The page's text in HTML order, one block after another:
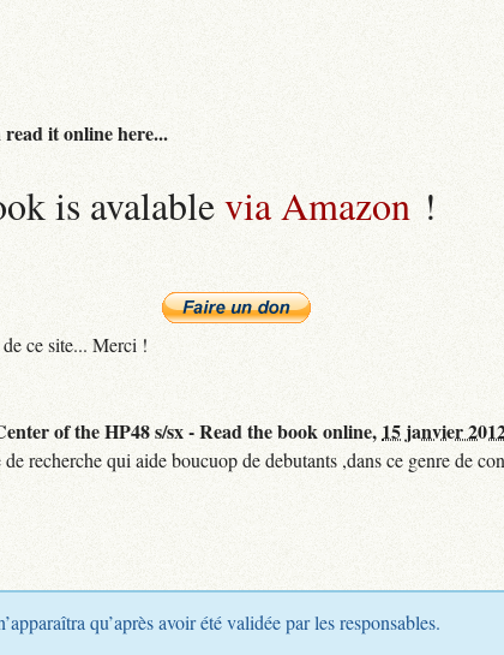
it online here...
is avalablevia Amazon !
ce site... Merci !
of the HP48 s/sx - Read the book online, 15 janvier
recherche qui aide boucuop de debutants ,dans ce genre de
qu’après avoir été validée par les responsables.